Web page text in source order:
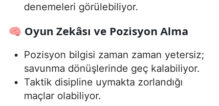
denemeleri görülebiliyor.
🧠 Oyun Zekâsı ve Pozisyon Alma
Pozisyon bilgisi zaman zaman yetersiz;
savunma dönüşlerinde geç kalabiliyor.
Taktik disipline uymakta zorlandığı
maçlar olabiliyor.